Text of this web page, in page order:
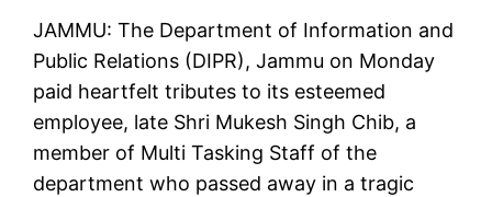
JAMMU: The Department of Information and
Public Relations (DIPR), Jammu on Monday
paid heartfelt tributes to its esteemed
employee, late Shri Mukesh Singh Chib, a
member of Multi Tasking Staff of the
department who passed away in a tragic